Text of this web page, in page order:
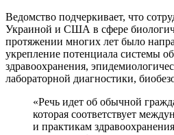
Ведомство подчеркивает, что
Украиной и США в сфере
протяжении многих лет было
укрепление потенциала системы
здравоохранения,
лабораторной диагностики,
«Речь идет об обычной
которая соответствует
и практикам